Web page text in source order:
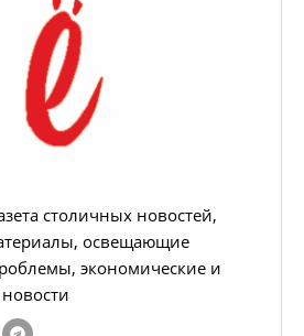
столичных новостей,
освещающие
экономические и